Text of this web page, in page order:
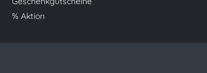
% Aktion